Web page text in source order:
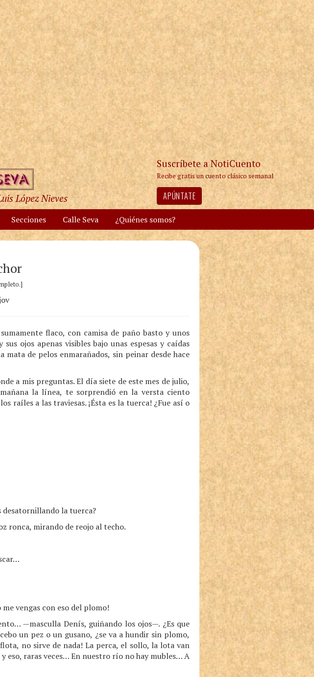
López Nieves
Suscríbete a NotiCuento
Recibe gratis un cuento clásico semanal
APÚNTATE
Secciones Calle Seva ¿Quiénes somos?
flaco, con camisa de paño basto y unos
ojos apenas visibles bajo unas espesas y caídas
mata de pelos enmarañados, sin peinar desde hace
a mis preguntas. El día siete de este mes de julio,
la línea, te sorprendió en la versta ciento
raíles a las traviesas. ¡Ésta es la tuerca! ¿Fue así o
desatornillando la tuerca?
ronca, mirando de reojo al techo.
vengas con eso del plomo!
—masculla Denís, guiñando los ojos—. ¿Es que
un pez o un gusano, ¿se va a hundir sin plomo,
no sirve de nada! La perca, el sollo, la lota van
eso, raras veces… En nuestro río no hay mubles… A